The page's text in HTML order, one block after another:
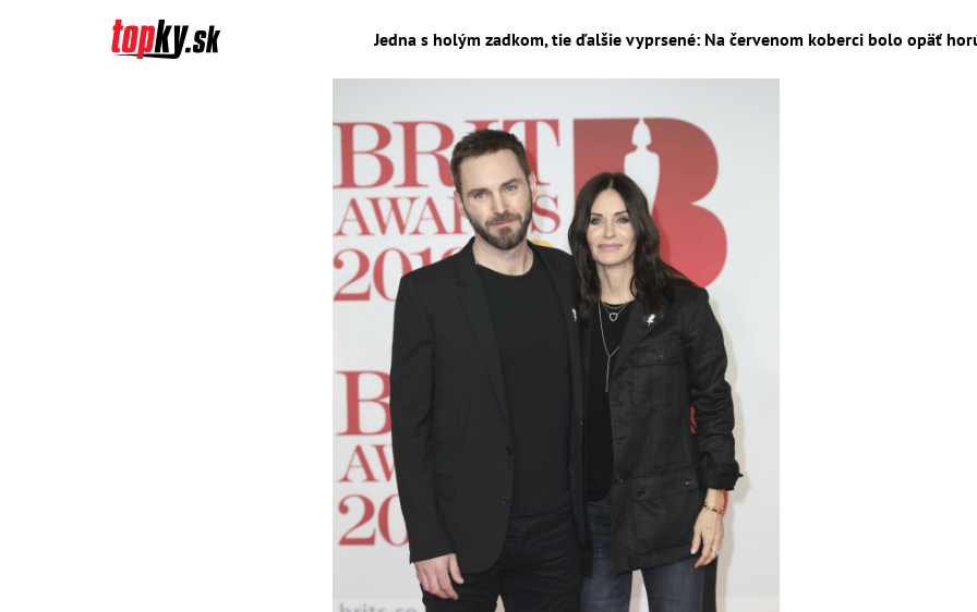
Jedna s holým zadkom, tie ďalšie vyprsené: Na červenom koberci bolo opäť